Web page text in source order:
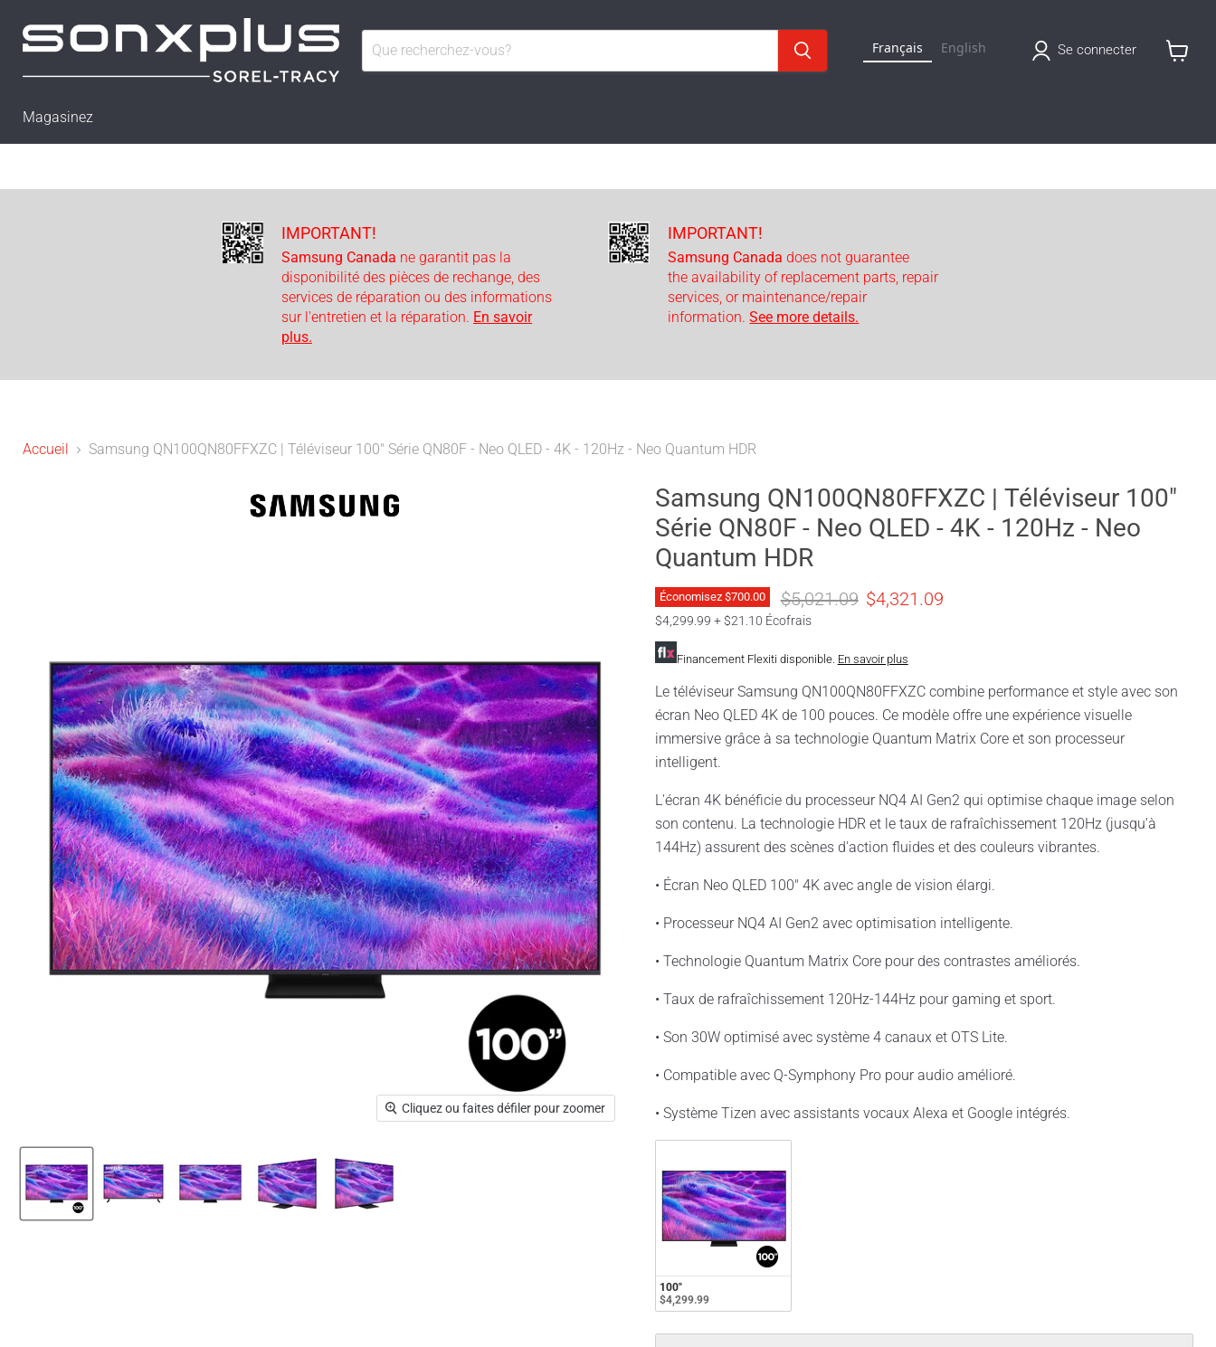
Français English Se connecter
Magasinez
IMPORTANT!
Samsung Canada ne garantit pas la
disponibilité des pièces de rechange, des
services de réparation ou des informations
sur l'entretien et la réparation. En savoir
plus.
IMPORTANT!
Samsung Canada does not guarantee
the availability of replacement parts, repair
services, or maintenance/repair
information.See more details.
Accueil Samsung QN100QN80FFXZC | Téléviseur 100" Série QN80F - Neo QLED - 4K - 120Hz - Neo Quantum HDR
Cliquez ou faites défiler pour zoomer
Samsung QN100QN80FFXZC | Téléviseur 100"
Série QN80F - Neo QLED - 4K - 120Hz - Neo
Quantum HDR
Économisez $700.00 Prix original
$5,021.09 Prix actuel
$4,321.09
$4,299.99 + $21.10 Écofrais
Financement Flexiti disponible. En savoir plus
Le téléviseur Samsung QN100QN80FFXZC combine performance et style avec son
écran Neo QLED 4K de 100 pouces. Ce modèle offre une expérience visuelle
immersive grâce à sa technologie Quantum Matrix Core et son processeur
intelligent.
L'écran 4K bénéficie du processeur NQ4 AI Gen2 qui optimise chaque image selon
son contenu. La technologie HDR et le taux de rafraîchissement 120Hz (jusqu'à
144Hz) assurent des scènes d'action fluides et des couleurs vibrantes.
• Écran Neo QLED 100" 4K avec angle de vision élargi.
• Processeur NQ4 AI Gen2 avec optimisation intelligente.
• Technologie Quantum Matrix Core pour des contrastes améliorés.
• Taux de rafraîchissement 120Hz-144Hz pour gaming et sport.
• Son 30W optimisé avec système 4 canaux et OTS Lite.
• Compatible avec Q-Symphony Pro pour audio amélioré.
• Système Tizen avec assistants vocaux Alexa et Google intégrés.
100"
$4,299.99